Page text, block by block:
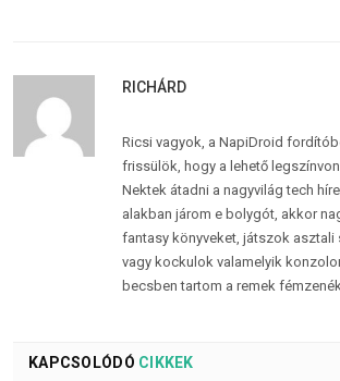
RICHÁRD
Ricsi vagyok, a NapiDroid
frissülök, hogy a lehető
Nektek átadni a nagyvilág tech
alakban járom e bolygót, akkor
fantasy könyveket, játszok asztali
vagy kockulok valamelyik
becsben tartom a remek
KAPCSOLÓDÓ CIKKEK